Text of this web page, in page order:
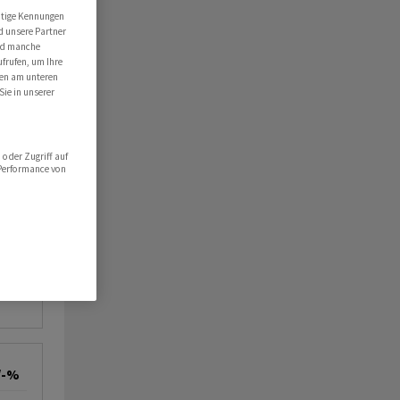
%
Kennungen
unsere Partner
manche
um Ihre
am unteren
in unserer
oder Zugriff auf
von